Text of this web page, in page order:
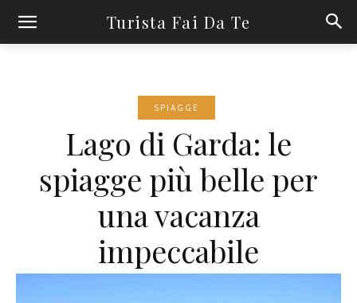
Turista Fai Da Te
SPIAGGE
Lago di Garda: le
spiagge più belle per
una vacanza
impeccabile